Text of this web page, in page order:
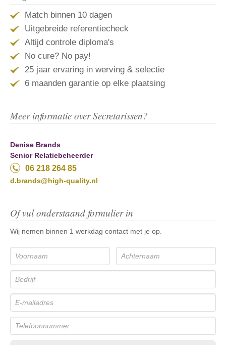
Match binnen 10 dagen
Uitgebreide referentiecheck
Altijd controle diploma's
No cure? No pay!
25 jaar ervaring in werving & selectie
6 maanden garantie op elke plaatsing
Meer informatie over Secretarissen?
Denise Brands
Senior Relatiebeheerder
06 218 264 85
d.brands@high-quality.nl
Of vul onderstaand formulier in
Wij nemen binnen 1 werkdag contact met je op.